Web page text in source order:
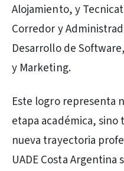
Alojamiento, y
Corredor y
Desarrollo de
y Marketing.
Este logro representa
etapa académica,
nueva trayectoria
UADE Costa Argentina